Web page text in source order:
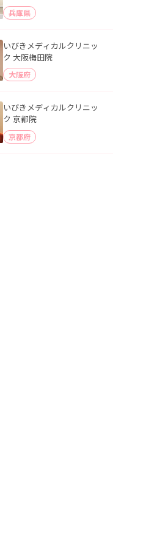
兵庫県
いびきメディカルクリニッ
ク 大阪梅田院
大阪府
いびきメディカルクリニッ
ク 京都院
京都府